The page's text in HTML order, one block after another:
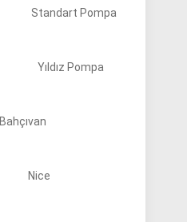
Standart Pompa
Yıldız Pompa
Bahçıvan
Nice